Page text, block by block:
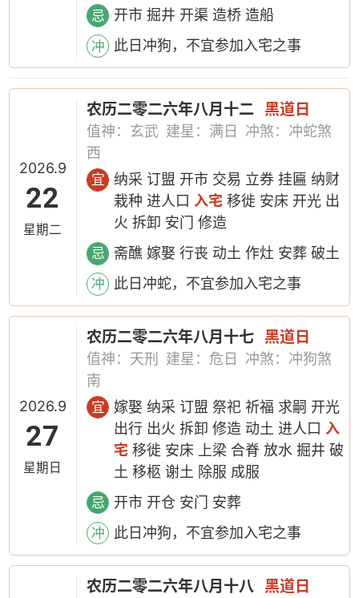
忌 开市 掘井 开渠 造桥 造船
冲 此日冲狗，不宜参加入宅之事
2026.9
22
星期二
农历二零二六年八月十二 黑道日
值神：玄武 建星：满日
冲煞：冲蛇煞
西
宜
纳采 订盟 开市 交易 立券 挂匾 纳财
栽种 进人口 入宅 移徙 安床 开光 出
火 拆卸 安门 修造
忌 斋醮 嫁娶 行丧 动土 作灶 安葬 破土
冲 此日冲蛇，不宜参加入宅之事
2026.9
27
星期日
农历二零二六年八月十七 黑道日
值神：天刑 建星：危日
冲煞：冲狗煞
南
宜
嫁娶 纳采 订盟 祭祀 祈福 求嗣 开光
出行 出火 拆卸 修造 动土 进人口 入
宅 移徙 安床 上梁 合脊 放水 掘井 破
土 移柩 谢土 除服 成服
忌 开市 开仓 安门 安葬
冲 此日冲狗，不宜参加入宅之事
农历二零二六年八月十八 黑道日